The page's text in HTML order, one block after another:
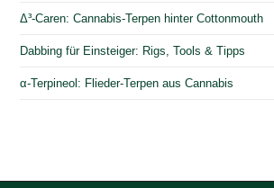
Δ³-Caren: Cannabis-Terpen hinter Cottonmouth
Dabbing für Einsteiger: Rigs, Tools & Tipps
α-Terpineol: Flieder-Terpen aus Cannabis